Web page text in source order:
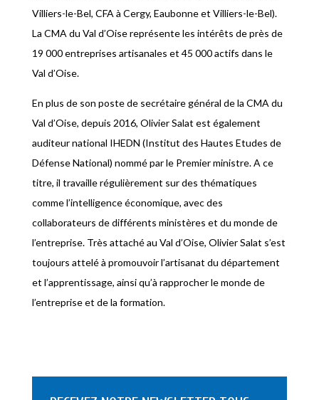
Villiers-le-Bel, CFA à Cergy, Eaubonne et Villiers-le-Bel).
La CMA du Val d’Oise représente les intérêts de près de
19 000 entreprises artisanales et 45 000 actifs dans le
Val d’Oise.
En plus de son poste de secrétaire général de la CMA du
Val d’Oise, depuis 2016, Olivier Salat est également
auditeur national IHEDN (Institut des Hautes Etudes de
Défense National) nommé par le Premier ministre. A ce
titre, il travaille régulièrement sur des thématiques
comme l’intelligence économique, avec des
collaborateurs de différents ministères et du monde de
l’entreprise. Très attaché au Val d’Oise, Olivier Salat s’est
toujours attelé à promouvoir l’artisanat du département
et l’apprentissage, ainsi qu’à rapprocher le monde de
l’entreprise et de la formation.